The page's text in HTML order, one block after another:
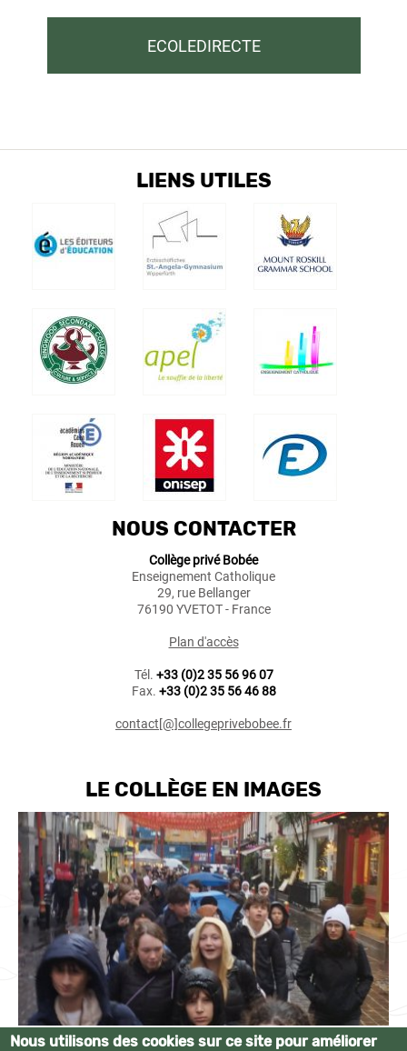
ECOLEDIRECTE
LIENS UTILES
NOUS CONTACTER
Collège privé Bobée
Enseignement Catholique
29, rue Bellanger
76190 YVETOT - France
Plan d'accès
Tél. +33 (0)2 35 56 96 07
Fax. +33 (0)2 35 56 46 88
contact[@]collegeprivebobee.fr
LE COLLÈGE EN IMAGES
Nous utilisons des cookies sur ce site pour améliorer